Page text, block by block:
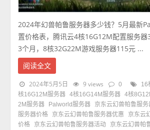
2024年幻兽帕鲁服务器多少钱？5月最新
置价格表，腾讯云4核16G12M配置服务
3个月，8核32G22M游戏服务器115元 ...
阅读全文
2024年5月5日 9 views 0 16
核16G12M服务器 4核16G14M服务器 4核
2M服务器
Palworld服务器 京东云幻兽帕鲁服务
服务器价格
京东云幻兽帕鲁服务器优惠
京东云
价格
京东云幻兽帕鲁服务器活动 京东云幻兽帕